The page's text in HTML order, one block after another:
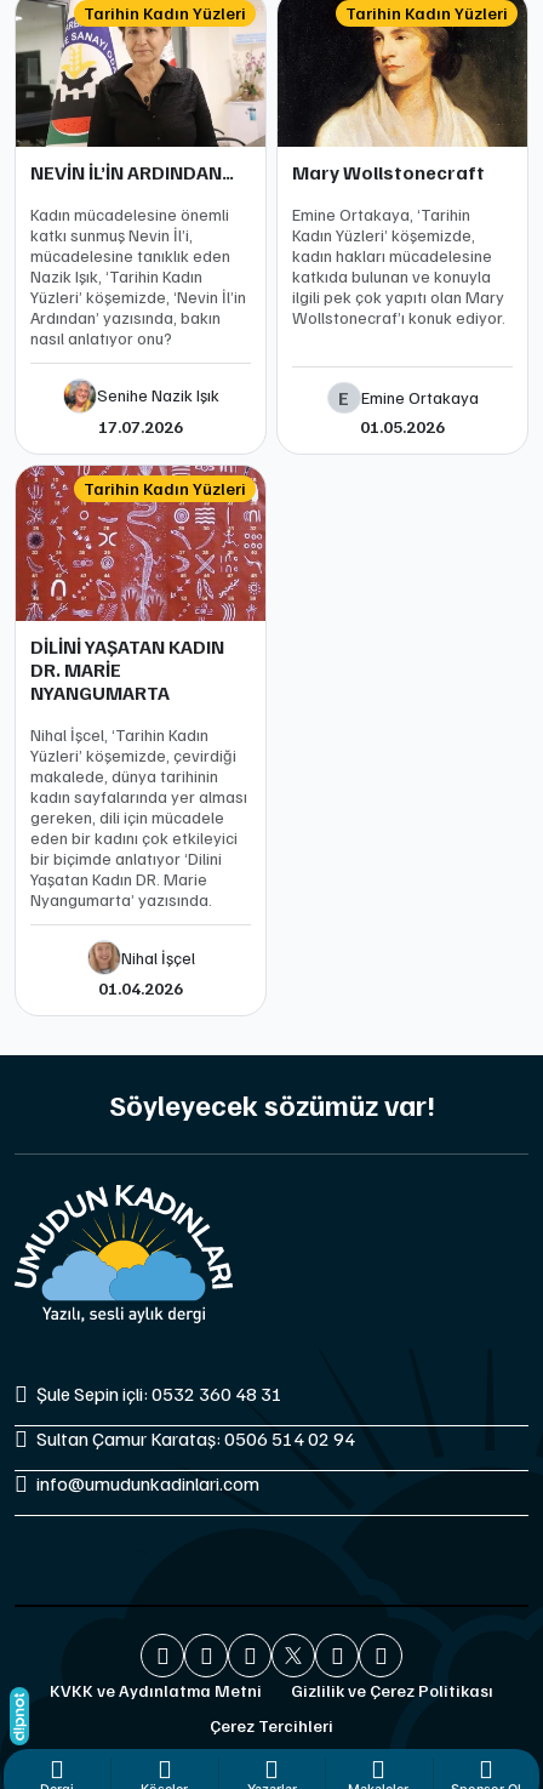
Tarihin Kadın Yüzleri
NEVİN İL’İN ARDINDAN…
Kadın mücadelesine önemli
katkı sunmuş Nevin İl’i,
mücadelesine tanıklık eden
Nazik Işık, ‘Tarihin Kadın
Yüzleri’ köşemizde, ‘Nevin İl’in
Ardından’ yazısında, bakın
nasıl anlatıyor onu?
Senihe Nazik Işık
17.07.2026
Tarihin Kadın Yüzleri
Mary Wollstonecraft
Emine Ortakaya, ‘Tarihin
Kadın Yüzleri’ köşemizde,
kadın hakları mücadelesine
katkıda bulunan ve konuyla
ilgili pek çok yapıtı olan Mary
Wollstonecraf’ı konuk ediyor.
E
Emine Ortakaya
01.05.2026
Tarihin Kadın Yüzleri
DİLİNİ YAŞATAN KADIN
DR. MARİE
NYANGUMARTA
Nihal İşcel, ‘Tarihin Kadın
Yüzleri’ köşemizde, çevirdiği
makalede, dünya tarihinin
kadın sayfalarında yer alması
gereken, dili için mücadele
eden bir kadını çok etkileyici
bir biçimde anlatıyor ‘Dilini
Yaşatan Kadın DR. Marie
Nyangumarta’ yazısında.
Nihal İşçel
01.04.2026
Söyleyecek sözümüz var!
Şule Sepin içli: 0532 360 48 31
Sultan Çamur Karataş: 0506 514 02 94
info@umudunkadinlari.com
KVKK ve Aydınlatma Metni
Gizlilik ve Çerez Politikası
Çerez Tercihleri